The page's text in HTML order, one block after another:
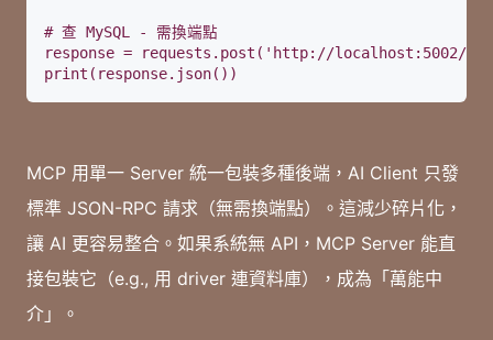
# 查 MySQL - 需換端點
response = requests.post('http://localhost:5002/
print(response.json())
MCP 用單一 Server 統一包裝多種後端，AI Client 只發
標準 JSON-RPC 請求（無需換端點）。這減少碎片化，
讓 AI 更容易整合。如果系統無 API，MCP Server 能直
接包裝它（e.g., 用 driver 連資料庫），成為「萬能中
介」。